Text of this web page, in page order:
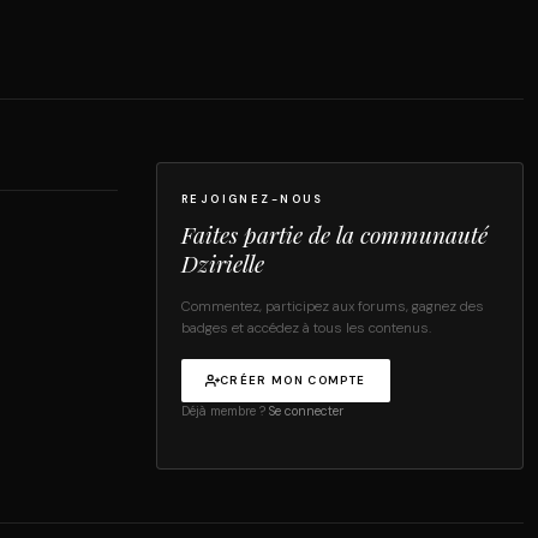
REJOIGNEZ-NOUS
Faites partie de la communauté
Dzirielle
Commentez, participez aux forums, gagnez des
badges et accédez à tous les contenus.
CRÉER MON COMPTE
Déjà membre ? Se connecter